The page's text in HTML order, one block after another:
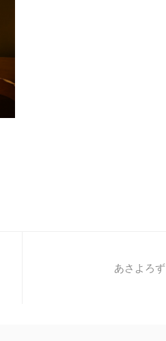
あさよろず